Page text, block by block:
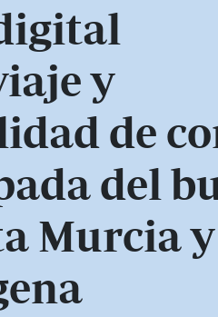
y
de
del
Murcia y